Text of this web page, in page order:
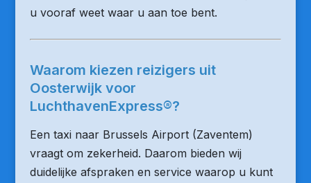
u vooraf weet waar u aan toe bent.
Waarom kiezen reizigers uit
Oosterwijk voor
LuchthavenExpress®?
Een taxi naar Brussels Airport (Zaventem)
vraagt om zekerheid. Daarom bieden wij
duidelijke afspraken en service waarop u kunt